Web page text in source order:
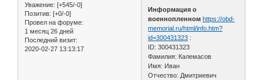
Уважение: [+545/-0]
Позитив: [+0/-0]
Провел на форуме:
1 месяц 26 дней
Последний визит:
2020-02-27 13:13:17
Информация о
военнопленном https://obd-
memorial.ru/html/info.htm?
id=300431323 :
ID: 300431323
Фамилия: Калемасов
Имя: Иван
Отчество: Дмитриевич